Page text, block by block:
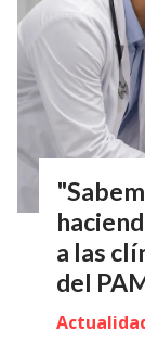
a las
del